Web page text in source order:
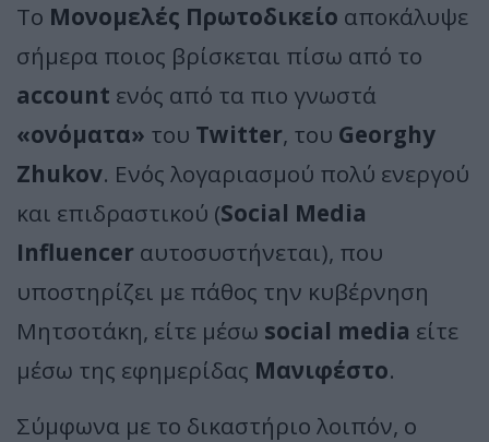
Tο Μονομελές Πρωτοδικείο αποκάλυψε
σήμερα ποιος βρίσκεται πίσω από το
account ενός από τα πιο γνωστά
«ονόματα» του Twitter, του Georghy
Zhukov. Ενός λογαριασμού πολύ ενεργού
και επιδραστικού (Social Media
Influencer αυτοσυστήνεται), που
υποστηρίζει με πάθος την κυβέρνηση
Μητσοτάκη, είτε μέσω social media είτε
μέσω της εφημερίδας Μανιφέστο.
Σύμφωνα με το δικαστήριο λοιπόν, ο